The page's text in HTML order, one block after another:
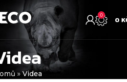
0
0
»Videa